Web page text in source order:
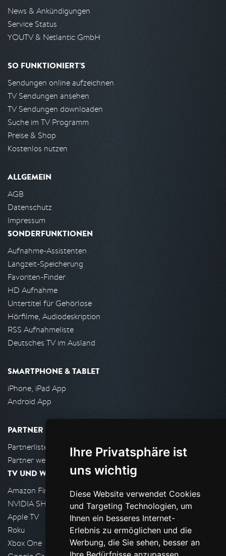
Ihre Privatsphäre ist
uns wichtig
Diese Website verwendet Cookies
und Targeting Technologien, um
Ihnen ein besseres Internet-
Erlebnis zu ermöglichen und die
Werbung, die Sie sehen, besser an
News & Ankündigungen
Service Status
YOUTV & Netlantic GmbH
SO FUNKTIONIERT'S
Sendungen online aufzeichnen
TV Sendungen ansehen
TV Sendungen downloaden
Suche im TV Programm
Preise & Shop
Kostenlos nutzen
ALLGEMEIN
AGB
Datenschutz
Impressum
SONDERFUNKTIONEN
Aufnahme-Assistenten
Langzeit-Speicherung
Favoriten-Finder
HD Aufnahme
Untertitel für Gehörlose
Hörfilme, Audiodeskription
RSS Aufnahmeliste
Deutsches TV im Ausland
SMARTPHONE & TABLET
iPhone, iPad App
Android App
PARTNER
Partnerliste
Partner werden
TV UND WOHNZIMMER
Amazon FireTV
NVIDIA SHIELD, Google TV
Apple TV
Roku
Xbox One